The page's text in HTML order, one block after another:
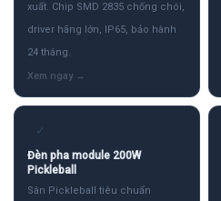
xuất. Chip SMD 2835 chống chói,
driver hãng lớn, IP65, bảo hành
24 tháng.
✓
Đèn pha module 200W
Pickleball
Sân Pickleball tiêu chuẩn